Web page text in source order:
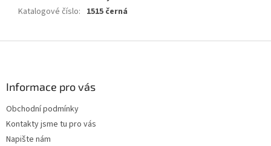
Katalogové číslo: 1515 černá
Informace pro vás
Obchodní podmínky
Kontakty jsme tu pro vás
Napište nám